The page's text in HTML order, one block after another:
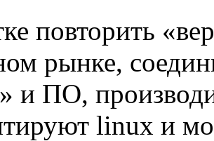
повторить
рынке,
и ПО,
linux и